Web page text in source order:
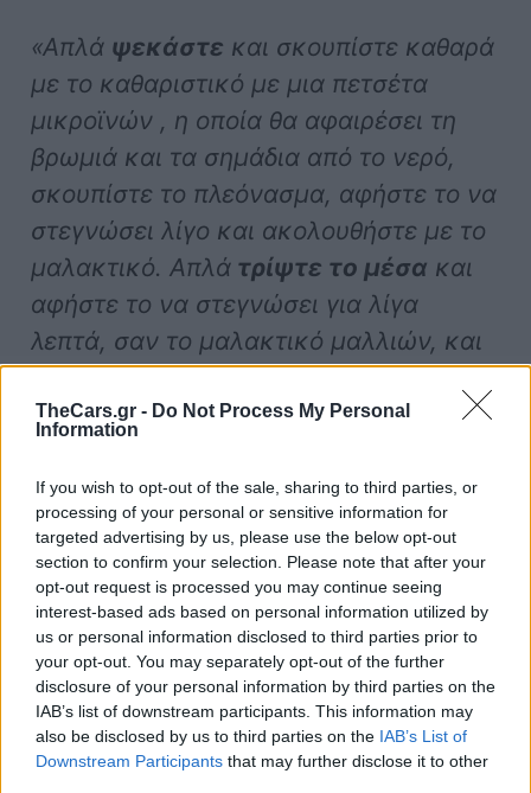
TheCars.gr - Do Not Process My Personal
Information
If you wish to opt-out of the sale, sharing to third parties, or
processing of your personal or sensitive information for
targeted advertising by us, please use the below opt-out
section to confirm your selection. Please note that after your
opt-out request is processed you may continue seeing
interest-based ads based on personal information utilized by
us or personal information disclosed to third parties prior to
your opt-out. You may separately opt-out of the further
disclosure of your personal information by third parties on the
IAB’s list of downstream participants. This information may
also be disclosed by us to third parties on the IAB’s List of
Downstream Participants that may further disclose it to other
«Απλά ψεκάστε και σκουπίστε καθαρά
με το καθαριστικό με μια πετσέτα
μικροϊνών , η οποία θα αφαιρέσει τη
βρωμιά και τα σημάδια από το νερό,
σκουπίστε το πλεόνασμα, αφήστε το να
στεγνώσει λίγο και ακολουθήστε με το
μαλακτικό. Απλά τρίψτε το μέσα και
αφήστε το να στεγνώσει για λίγα
λεπτά, σαν το μαλακτικό μαλλιών, και
μετά σκουπίστε το πλεόνασμα με τη
πετσέτα μικροϊνών σας και POOF, καλό
Για την ταπετσαρία, το αγαπημένο της
Homer είναι το Woolite Upholstery &
Carpet Foam.«Είναι ένα
απορρυπαντικό με βάση το αφρό, το
οποίο σας βοηθά να χρησιμοποιήσετε
λιγότερο προϊόν και να μην σπρώξετε
κατά λάθος ένα τόνο σαπουνιού βαθιά